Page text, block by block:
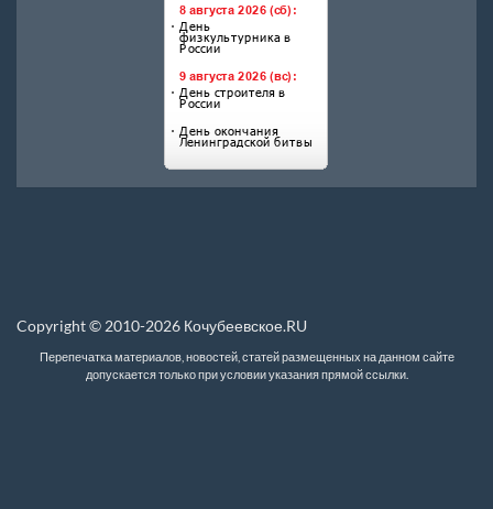
Copyright © 2010-2026 Кочубеевское.RU
Перепечатка материалов, новостей, статей размещенных на данном сайте
допускается только при условии указания прямой ссылки.